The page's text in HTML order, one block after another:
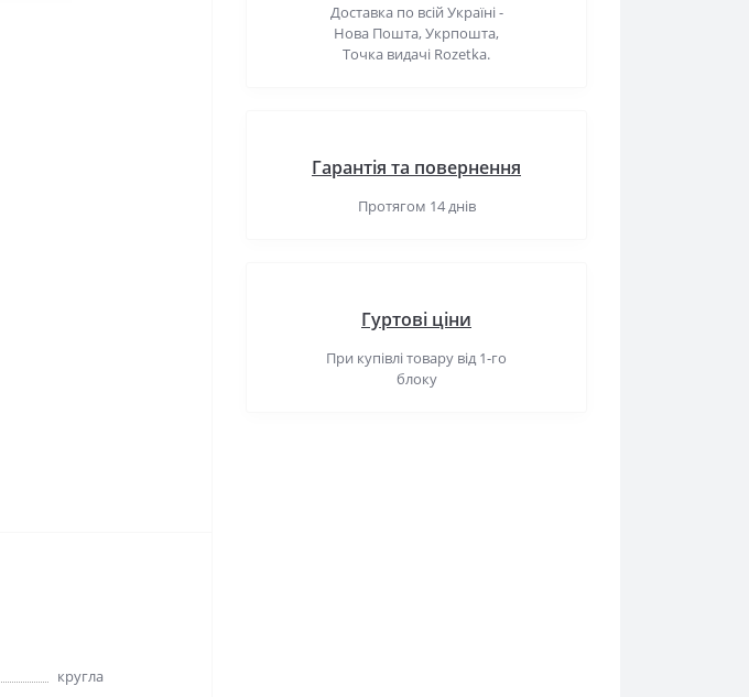
кругла
Доставка по всій Україні -
Нова Пошта, Укрпошта,
Точка видачі Rozetka.
Гарантія та повернення
Протягом 14 днів
Гуртові ціни
При купівлі товару від 1-го
блоку